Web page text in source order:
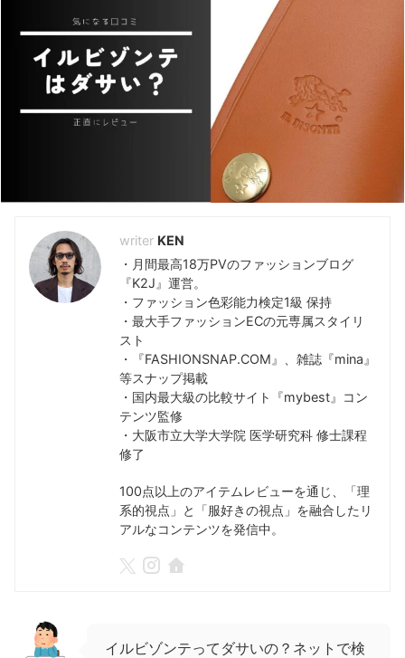
おすすめランキング(48) アディダス
コンバース(5) ナイキ (6)
ノードグリーン(7)
評判解説
KEN
・月間最高18万PVのファッションブログ
『K2J』運営。
・ファッション色彩能力検定1級 保持
・最大手ファッションECの元専属スタイリ
スト
・『FASHIONSNAP.COM』、雑誌『mina』
等スナップ掲載
・国内最大級の比較サイト『mybest』コン
テンツ監修
・大阪市立大学大学院 医学研究科 修士課程
修了
100点以上のアイテムレビューを通じ、「理
系的視点」と「服好きの視点」を融合したリ
アルなコンテンツを発信中。
イルビゾンテってダサいの？ネットで検